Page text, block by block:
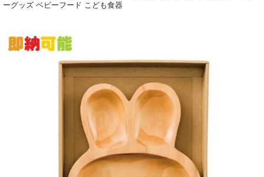
ーグッズ ベビーフード こども食器